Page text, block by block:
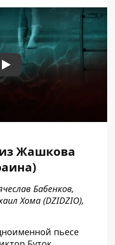
Play
Жашкова
Бабенков,
Хома (DZIDZIO),
пьесе